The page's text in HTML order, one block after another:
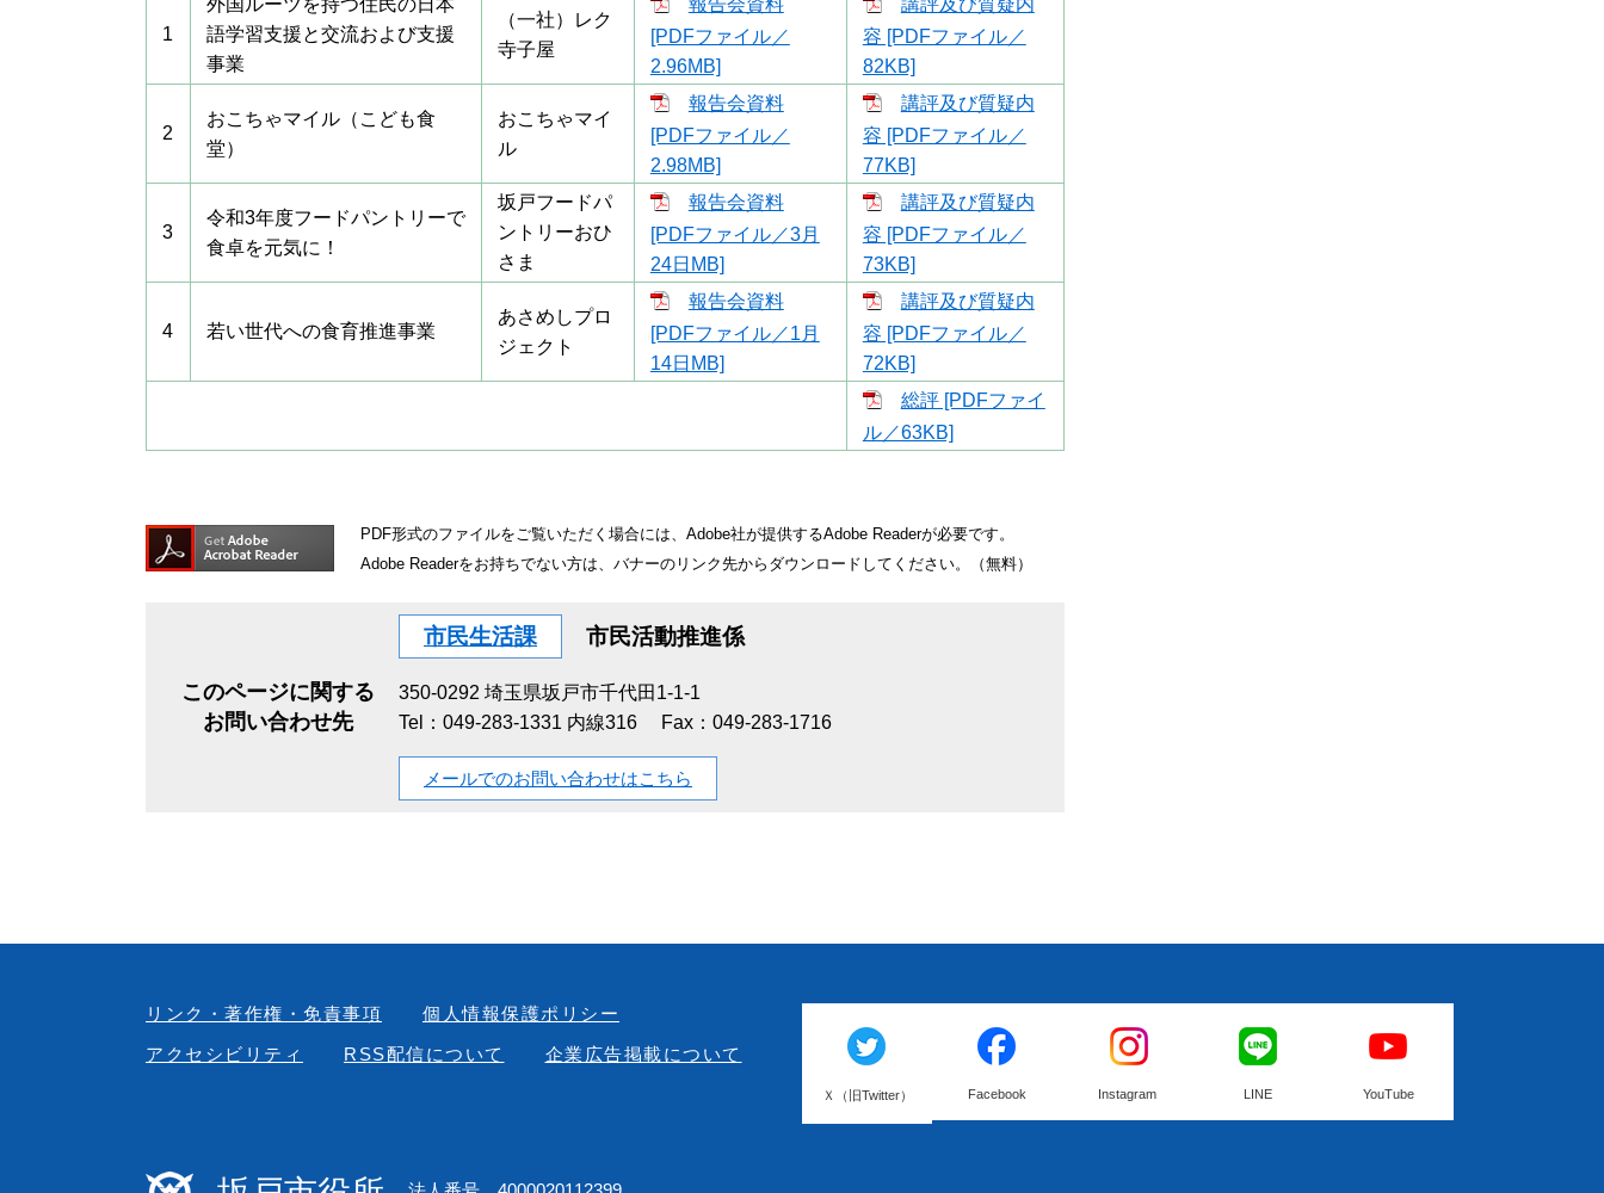
1
外国ルーツを持つ住民の日本
語学習支援と交流および支援
事業
（一社）レク
寺子屋
報告会資料
[PDFファイル／
2.96MB]
講評及び質疑内
容 [PDFファイル／
82KB]
2
おこちゃマイル（こども食
堂）
おこちゃマイ
ル
報告会資料
[PDFファイル／
2.98MB]
講評及び質疑内
容 [PDFファイル／
77KB]
3
令和3年度フードパントリーで
食卓を元気に！
坂戸フードパ
ントリーおひ
さま
報告会資料
[PDFファイル／3月
24日MB]
講評及び質疑内
容 [PDFファイル／
73KB]
4 若い世代への食育推進事業
あさめしプロ
ジェクト
報告会資料
[PDFファイル／1月
14日MB]
講評及び質疑内
容 [PDFファイル／
72KB]
総評 [PDFファイ
ル／63KB]
PDF形式のファイルをご覧いただく場合には、Adobe社が提供するAdobe Readerが必要です。
Adobe Readerをお持ちでない方は、バナーのリンク先からダウンロードしてください。（無料）
このページに関する
お問い合わせ先
市民生活課 市民活動推進係
350-0292 埼玉県坂戸市千代田1-1-1
Tel：049-283-1331 内線316
Fax：049-283-1716
メールでのお問い合わせはこちら
リンク・著作権・免責事項
個人情報保護ポリシー
アクセシビリティ
RSS配信について 企業広告掲載について
Ｘ（旧Twitter） Facebook Instagram LINE YouTube